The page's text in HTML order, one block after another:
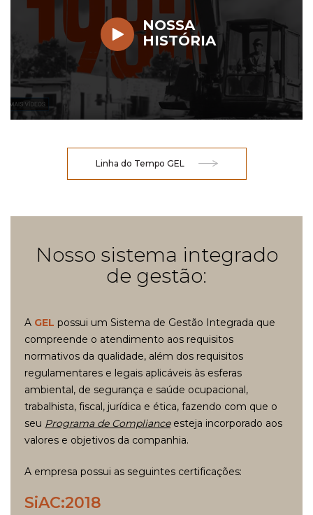
NOSSA
HISTÓRIA
Linha do Tempo GEL
Nosso sistema integrado
de gestão:
A GEL possui um Sistema de Gestão Integrada que
compreende o atendimento aos requisitos
normativos da qualidade, além dos requisitos
regulamentares e legais aplicáveis às esferas
ambiental, de segurança e saúde ocupacional,
trabalhista, fiscal, jurídica e ética, fazendo com que o
seu Programa de Complianceesteja incorporado aos
valores e objetivos da companhia.
A empresa possui as seguintes certificações:
SiAC:2018